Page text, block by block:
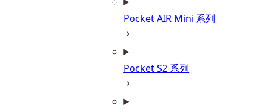
Pocket AIR Mini 系列
Pocket S2 系列